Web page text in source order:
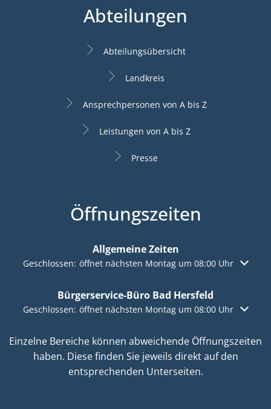
Abteilungen
Abteilungsübersicht
Landkreis
Ansprechpersonen von A bis Z
Leistungen von A bis Z
Presse
Öffnungszeiten
Allgemeine Zeiten
Klicken, um weitere Öffnungs- oder Schließzeiten
Geschlossen: öffnet nächsten Montag um 08:00 Uhr
Bürgerservice-Büro Bad Hersfeld
Klicken, um weitere Öffnungs- oder Schließzeiten
Geschlossen: öffnet nächsten Montag um 08:00 Uhr
Einzelne Bereiche können abweichende Öffnungszeiten
haben. Diese finden Sie jeweils direkt auf den
entsprechenden Unterseiten.